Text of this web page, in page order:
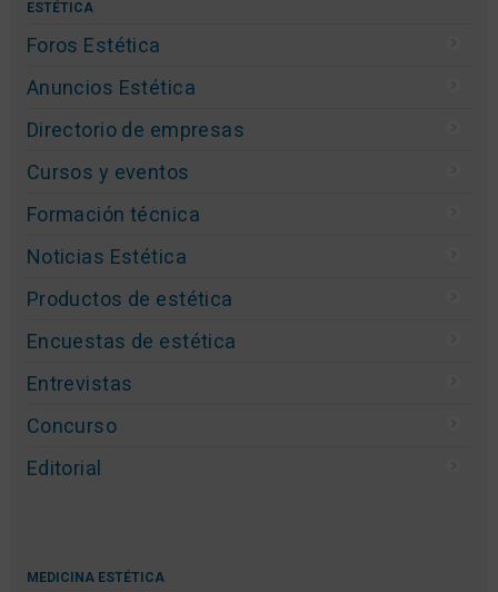
ESTÉTICA
Foros Estética
Anuncios Estética
Directorio de empresas
Cursos y eventos
Formación técnica
Noticias Estética
Productos de estética
Encuestas de estética
Entrevistas
Concurso
Editorial
MEDICINA ESTÉTICA